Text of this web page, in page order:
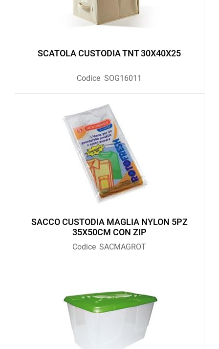
SCATOLA CUSTODIA TNT 30X40X25
Codice SOG16011
SACCO CUSTODIA MAGLIA NYLON 5PZ
35X50CM CON ZIP
Codice SACMAGROT